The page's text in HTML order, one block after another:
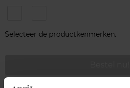
3.5G 3.5G
Selecteer de productkenmerken.